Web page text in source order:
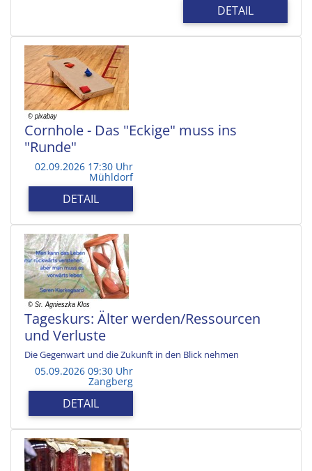
DETAIL
Cornhole - Das "Eckige" muss ins
"Runde"
02.09.2026 17:30 Uhr
Mühldorf
DETAIL
Tageskurs: Älter werden/Ressourcen
und Verluste
Die Gegenwart und die Zukunft in den Blick nehmen
05.09.2026 09:30 Uhr
Zangberg
DETAIL